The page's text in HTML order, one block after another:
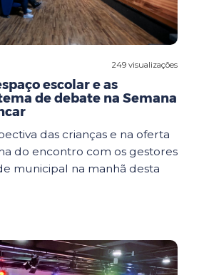
249 visualizações
escolar e as
de debate na Semana
das crianças e na oferta
do encontro com os gestores
municipal na manhã desta